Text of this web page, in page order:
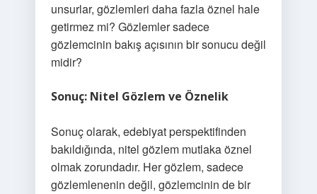
unsurlar, gözlemleri daha fazla öznel hale
getirmez mi? Gözlemler sadece
gözlemcinin bakış açısının bir sonucu değil
midir?
Sonuç: Nitel Gözlem ve Öznelik
Sonuç olarak, edebiyat perspektifinden
bakıldığında, nitel gözlem mutlaka öznel
olmak zorundadır. Her gözlem, sadece
gözlemlenenin değil, gözlemcinin de bir